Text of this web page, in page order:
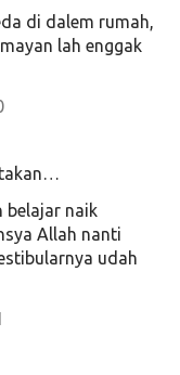
di dalem rumah,
lah enggak
belajar naik
Allah nanti
udah